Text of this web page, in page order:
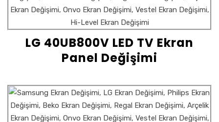
LG 40UB800V LED TV Ekran
Panel Değişimi